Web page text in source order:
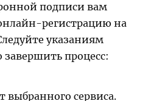
подписи вам
регистрацию на
указаниям
процесс:
выбранного сервиса.